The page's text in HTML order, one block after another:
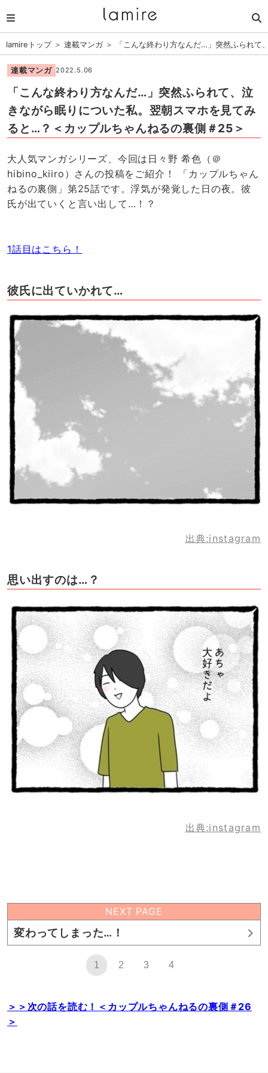
lamireトップ＞ 連載マンガ＞ 「こんな終わり方なんだ…」突然ふられ
連載マンガ 2022.5.06
「こんな終わり方なんだ…」突然ふられて、泣
きながら眠りについた私。翌朝スマホを見てみ
ると…？＜カップルちゃんねるの裏側＃25＞
大人気マンガシリーズ、今回は日々野 希色（＠
hibino_kiiro）さんの投稿をご紹介！ 「カップルちゃん
ねるの裏側」第25話です。浮気が発覚した日の夜。彼
氏が出ていくと言い出して…！？
1話目はこちら！
彼氏に出ていかれて…
出典:instagram
思い出すのは…？
出典:instagram
NEXT PAGE
変わってしまった…！
1 2 3 4
＞＞次の話を読む！＜カップルちゃんねるの裏側＃26
＞